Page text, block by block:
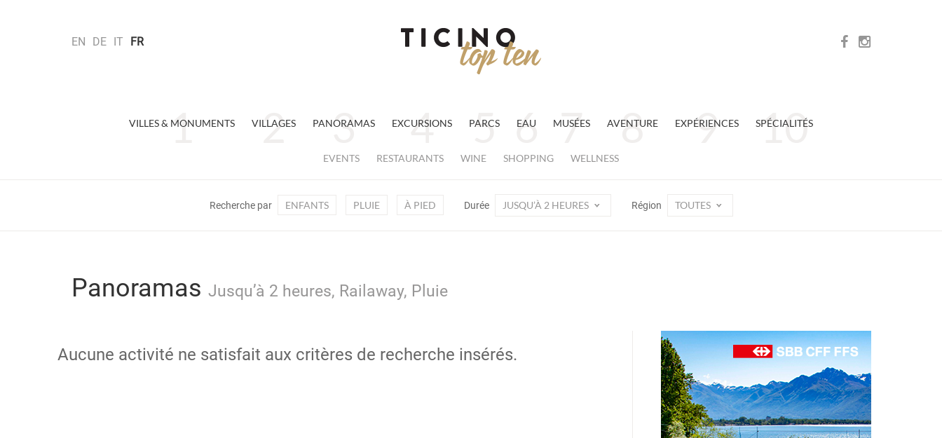
EN DE IT FR
VILLES & MONUMENTS VILLAGES PANORAMAS EXCURSIONS PARCS EAU MUSÉES AVENTURE EXPÉRIENCES SPÉCIALITÉS
EVENTS RESTAURANTS WINE SHOPPING WELLNESS
Recherche par ENFANTS PLUIE À PIED Durée JUSQU’À 2 HEURES Région TOUTES
Panoramas Jusqu’à 2 heures, Railaway, Pluie
Aucune activité ne satisfait aux critères de recherche insérés.